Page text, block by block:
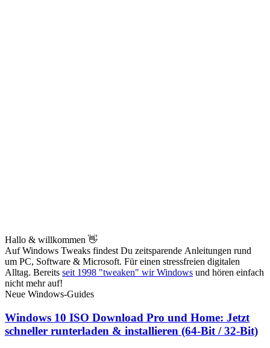
Hallo & willkommen 👋
Auf Windows Tweaks findest Du zeitsparende Anleitungen rund
um PC, Software & Microsoft. Für einen stressfreien digitalen
Alltag. Bereits seit 1998 "tweaken" wir Windows und hören einfach
nicht mehr auf!
Neue Windows-Guides
Windows 10 ISO Download Pro und Home: Jetzt
schneller runterladen & installieren (64-Bit / 32-Bit)